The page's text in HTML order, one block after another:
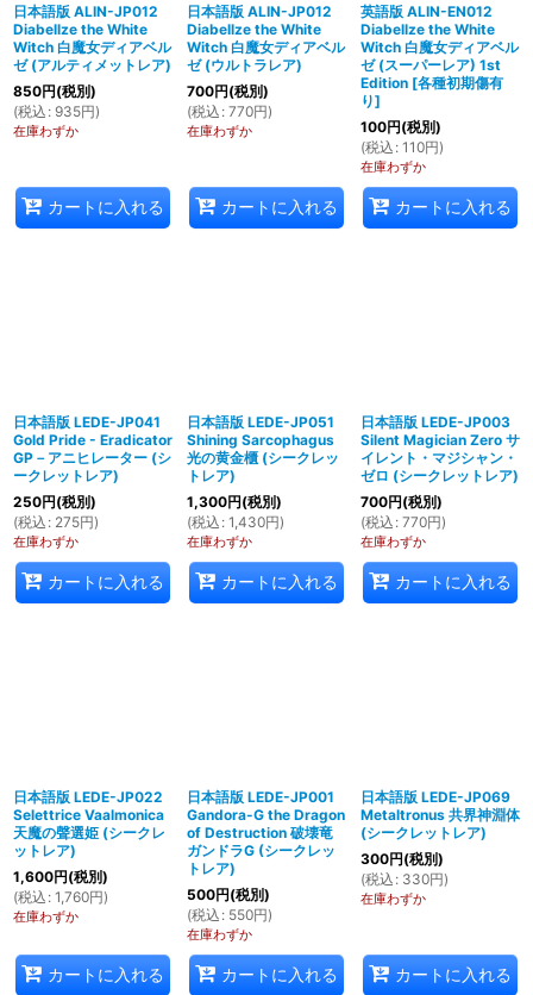
日本語版 ALIN-JP012
Diabellze the White
Witch 白魔女ディアベル
ゼ (アルティメットレア)
850円(税別)
(税込 : 935円)
在庫わずか
カートに入れる
日本語版 ALIN-JP012
Diabellze the White
Witch 白魔女ディアベル
ゼ (ウルトラレア)
700円(税別)
(税込 : 770円)
在庫わずか
カートに入れる
英語版 ALIN-EN012
Diabellze the White
Witch 白魔女ディアベル
ゼ (スーパーレア) 1st
Edition [各種初期傷有
り]
100円(税別)
(税込 : 110円)
在庫わずか
カートに入れる
日本語版 LEDE-JP041
Gold Pride - Eradicator
GP－アニヒレーター (シ
ークレットレア)
250円(税別)
(税込 : 275円)
在庫わずか
カートに入れる
日本語版 LEDE-JP051
Shining Sarcophagus
光の黄金櫃 (シークレッ
トレア)
1,300円(税別)
(税込 : 1,430円)
在庫わずか
カートに入れる
日本語版 LEDE-JP003
Silent Magician Zero サ
イレント・マジシャン・
ゼロ (シークレットレア)
700円(税別)
(税込 : 770円)
在庫わずか
カートに入れる
日本語版 LEDE-JP022
Selettrice Vaalmonica
天魔の聲選姫 (シークレ
ットレア)
1,600円(税別)
(税込 : 1,760円)
在庫わずか
カートに入れる
日本語版 LEDE-JP001
Gandora-G the Dragon
of Destruction 破壊竜
ガンドラG (シークレッ
トレア)
500円(税別)
(税込 : 550円)
在庫わずか
カートに入れる
日本語版 LEDE-JP069
Metaltronus 共界神淵体
(シークレットレア)
300円(税別)
(税込 : 330円)
在庫わずか
カートに入れる